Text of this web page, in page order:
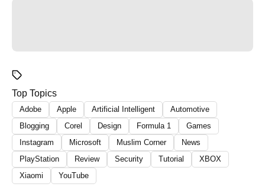
Top Topics
Adobe Apple Artificial Intelligent
Automotive
Blogging
Corel Design Formula 1
Games
Instagram
Microsoft Muslim Corner
News
PlayStation
Review Security Tutorial
XBOX
Xiaomi
YouTube